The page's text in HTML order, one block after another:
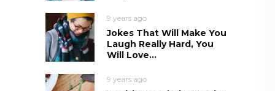
9 years ago
Jokes That Will Make You
Laugh Really Hard, You
Will Love...
9 years ago